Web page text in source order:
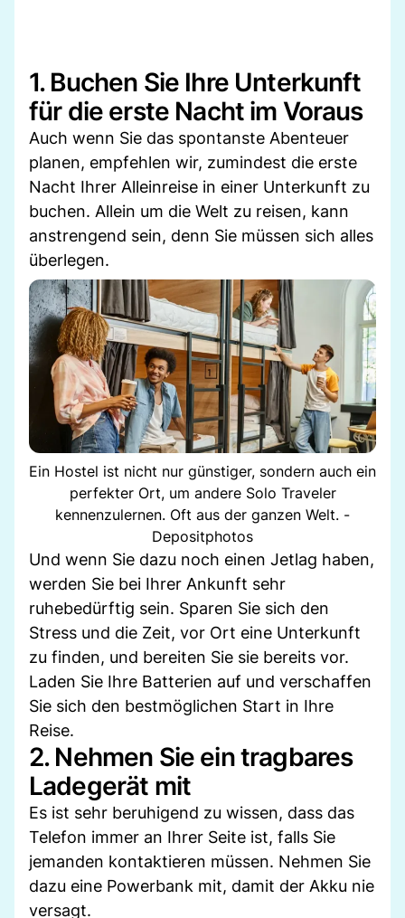
1. Buchen Sie Ihre Unterkunft
für die erste Nacht im Voraus
Auch wenn Sie das spontanste Abenteuer
planen, empfehlen wir, zumindest die erste
Nacht Ihrer Alleinreise in einer Unterkunft zu
buchen. Allein um die Welt zu reisen, kann
anstrengend sein, denn Sie müssen sich alles
überlegen.
Ein Hostel ist nicht nur günstiger, sondern auch ein
perfekter Ort, um andere Solo Traveler
kennenzulernen. Oft aus der ganzen Welt. -
Depositphotos
Und wenn Sie dazu noch einen Jetlag haben,
werden Sie bei Ihrer Ankunft sehr
ruhebedürftig sein. Sparen Sie sich den
Stress und die Zeit, vor Ort eine Unterkunft
zu finden, und bereiten Sie sie bereits vor.
Laden Sie Ihre Batterien auf und verschaffen
Sie sich den bestmöglichen Start in Ihre
Reise.
2. Nehmen Sie ein tragbares
Ladegerät mit
Es ist sehr beruhigend zu wissen, dass das
Telefon immer an Ihrer Seite ist, falls Sie
jemanden kontaktieren müssen. Nehmen Sie
dazu eine Powerbank mit, damit der Akku nie
versagt.